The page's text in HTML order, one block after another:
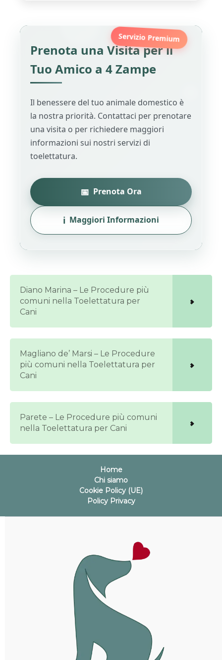
Servizio Premium
Prenota una Visita per il
Tuo Amico a 4 Zampe
Il benessere del tuo animale domestico è
la nostra priorità. Contattaci per prenotare
una visita o per richiedere maggiori
informazioni sui nostri servizi di
toelettatura.
📅 Prenota Ora
ℹ️ Maggiori Informazioni
Diano Marina – Le Procedure più
comuni nella Toelettatura per
Cani
Magliano de’ Marsi – Le Procedure
più comuni nella Toelettatura per
Cani
Parete – Le Procedure più comuni
nella Toelettatura per Cani
Home
Chi siamo
Cookie Policy (UE)
Policy Privacy